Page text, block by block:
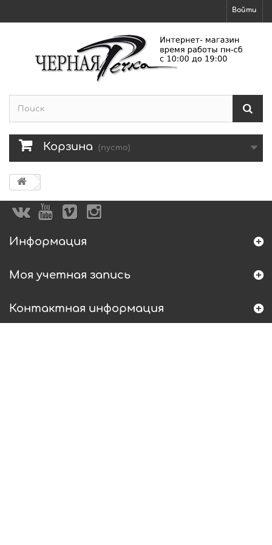
Войти
Корзина (пусто)
Информация
Моя учетная запись
Контактная информация